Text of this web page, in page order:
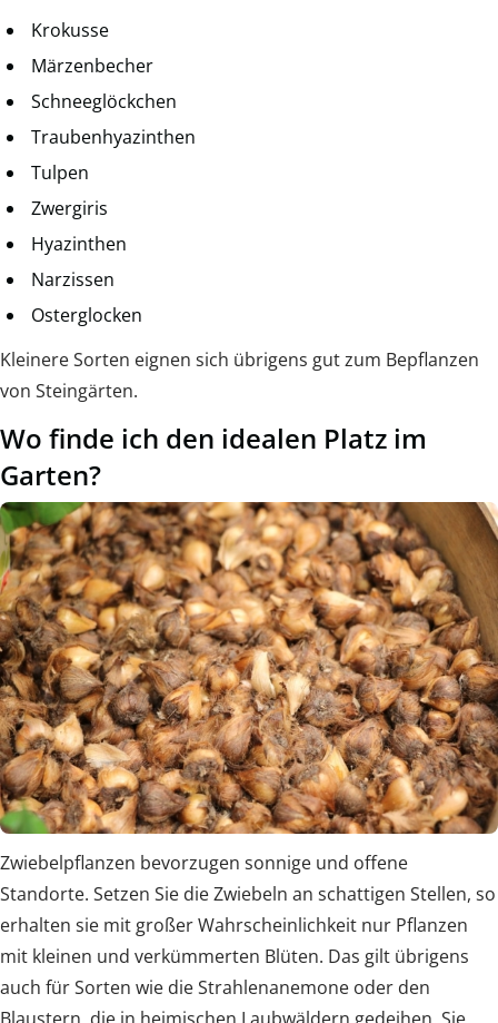
Krokusse
Märzenbecher
Schneeglöckchen
Traubenhyazinthen
Tulpen
Zwergiris
Hyazinthen
Narzissen
Osterglocken
Kleinere Sorten eignen sich übrigens gut zum Bepflanzen
von Steingärten.
Wo finde ich den idealen Platz im
Garten?
Zwiebelpflanzen bevorzugen sonnige und offene
Standorte. Setzen Sie die Zwiebeln an schattigen Stellen, so
erhalten sie mit großer Wahrscheinlichkeit nur Pflanzen
mit kleinen und verkümmerten Blüten. Das gilt übrigens
auch für Sorten wie die Strahlenanemone oder den